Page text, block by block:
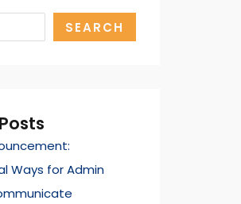
SEARCH
Ways for Admin